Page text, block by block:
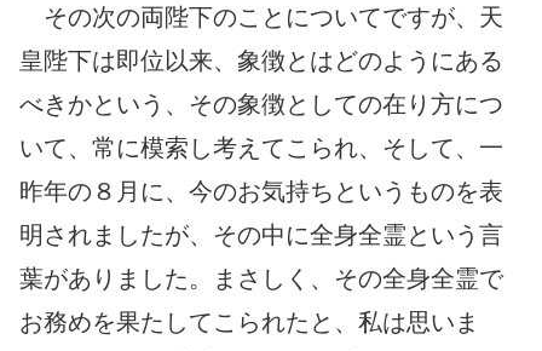
その次の両陛下のことについてですが、天
皇陛下は即位以来、象徴とはどのようにある
べきかという、その象徴としての在り方につ
いて、常に模索し考えてこられ、そして、一
昨年の８月に、今のお気持ちというものを表
明されましたが、その中に全身全霊という言
葉がありました。まさしく、その全身全霊で
お務めを果たしてこられたと、私は思いま